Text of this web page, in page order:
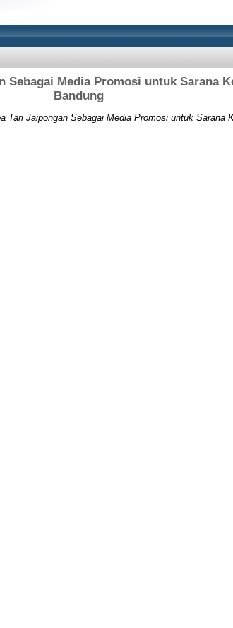
Sebagai Media Promosi untuk Sarana
Bandung
Tari Jaipongan Sebagai Media Promosi untuk Sarana